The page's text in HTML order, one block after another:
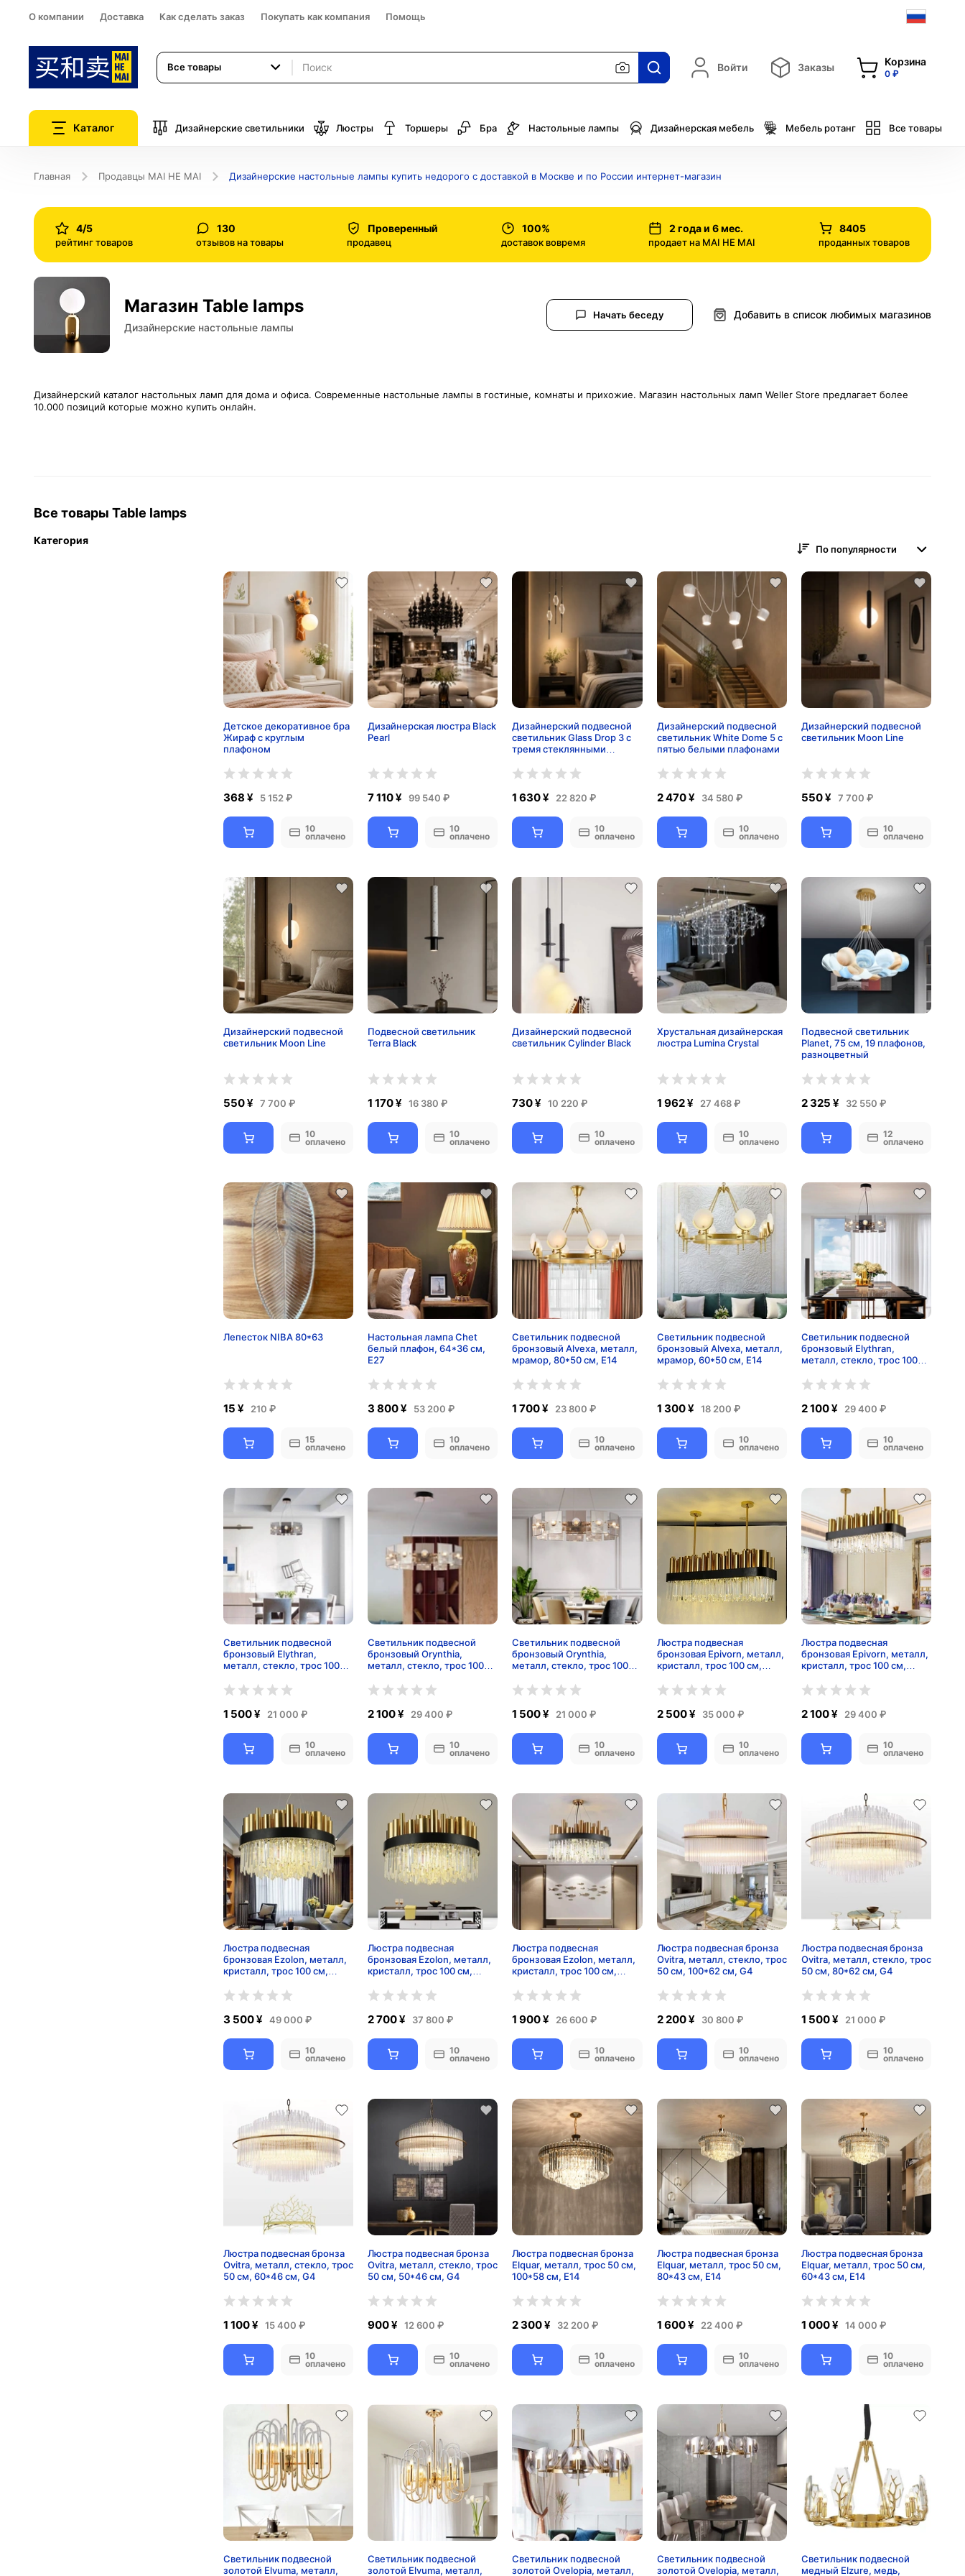
О компании Доставка Как сделать заказ Покупать как компания Помощь
Все товары Войти Заказы Корзина
0 ₽
Каталог Дизайнерские светильники Люстры Торшеры Бра Настольные лампы Дизайнерская мебель Мебель ротанг Все товары
Главная Продавцы MAI HE MAI Дизайнерские настольные лампы купить недорого с доставкой в Москве и по России интернет-магазин
4/5
рейтинг товаров
130
отзывов на товары
Проверенный
продавец
100%
доставок вовремя
2 года и 6 мес.
продает на MAI HE MAI
8405
проданных товаров
Магазин Table lamps
Дизайнерские настольные лампы
Начать беседу Добавить в список любимых магазинов
Дизайнерский каталог настольных ламп для дома и офиса. Современные настольные лампы в гостиные, комнаты и прихожие. Магазин настольных ламп Weller Store предлагает более
10.000 позиций которые можно купить онлайн.
Все товары Table lamps
Категория
По популярности
Детское декоративное бра
Жираф с круглым
плафоном
368 ¥ 5 152 ₽
10
оплачено
Дизайнерская люстра Black
Pearl
7 110 ¥ 99 540 ₽
10
оплачено
Дизайнерский подвесной
светильник Glass Drop 3 с
тремя стеклянными
1 630 ¥ 22 820 ₽
10
оплачено
Дизайнерский подвесной
светильник White Dome 5 с
пятью белыми плафонами
2 470 ¥ 34 580 ₽
10
оплачено
Дизайнерский подвесной
светильник Moon Line
550 ¥ 7 700 ₽
10
оплачено
Дизайнерский подвесной
светильник Moon Line
550 ¥ 7 700 ₽
10
оплачено
Подвесной светильник
Terra Black
1 170 ¥ 16 380 ₽
10
оплачено
Дизайнерский подвесной
светильник Cylinder Black
730 ¥ 10 220 ₽
10
оплачено
Хрустальная дизайнерская
люстра Lumina Crystal
1 962 ¥ 27 468 ₽
10
оплачено
Подвесной светильник
Planet, 75 см, 19 плафонов,
разноцветный
2 325 ¥ 32 550 ₽
12
оплачено
Лепесток NIBA 80*63
15 ¥ 210 ₽
15
оплачено
Настольная лампа Chet
белый плафон, 64*36 см,
E27
3 800 ¥ 53 200 ₽
10
оплачено
Светильник подвесной
бронзовый Alvexa, металл,
мрамор, 80*50 см, Е14
1 700 ¥ 23 800 ₽
10
оплачено
Светильник подвесной
бронзовый Alvexa, металл,
мрамор, 60*50 см, Е14
1 300 ¥ 18 200 ₽
10
оплачено
Светильник подвесной
бронзовый Elythran,
металл, стекло, трос 100
2 100 ¥ 29 400 ₽
10
оплачено
Светильник подвесной
бронзовый Elythran,
металл, стекло, трос 100
1 500 ¥ 21 000 ₽
10
оплачено
Светильник подвесной
бронзовый Orynthia,
металл, стекло, трос 100
2 100 ¥ 29 400 ₽
10
оплачено
Светильник подвесной
бронзовый Orynthia,
металл, стекло, трос 100
1 500 ¥ 21 000 ₽
10
оплачено
Люстра подвесная
бронзовая Epivorn, металл,
кристалл, трос 100 см,
2 500 ¥ 35 000 ₽
10
оплачено
Люстра подвесная
бронзовая Epivorn, металл,
кристалл, трос 100 см,
2 100 ¥ 29 400 ₽
10
оплачено
Люстра подвесная
бронзовая Ezolon, металл,
кристалл, трос 100 см,
3 500 ¥ 49 000 ₽
10
оплачено
Люстра подвесная
бронзовая Ezolon, металл,
кристалл, трос 100 см,
2 700 ¥ 37 800 ₽
10
оплачено
Люстра подвесная
бронзовая Ezolon, металл,
кристалл, трос 100 см,
1 900 ¥ 26 600 ₽
10
оплачено
Люстра подвесная бронза
Ovitra, металл, стекло, трос
50 см, 100*62 см, G4
2 200 ¥ 30 800 ₽
10
оплачено
Люстра подвесная бронза
Ovitra, металл, стекло, трос
50 см, 80*62 см, G4
1 500 ¥ 21 000 ₽
10
оплачено
Люстра подвесная бронза
Ovitra, металл, стекло, трос
50 см, 60*46 см, G4
1 100 ¥ 15 400 ₽
10
оплачено
Люстра подвесная бронза
Ovitra, металл, стекло, трос
50 см, 50*46 см, G4
900 ¥ 12 600 ₽
10
оплачено
Люстра подвесная бронза
Elquar, металл, трос 50 см,
100*58 см, Е14
2 300 ¥ 32 200 ₽
10
оплачено
Люстра подвесная бронза
Elquar, металл, трос 50 см,
80*43 см, Е14
1 600 ¥ 22 400 ₽
10
оплачено
Люстра подвесная бронза
Elquar, металл, трос 50 см,
60*43 см, Е14
1 000 ¥ 14 000 ₽
10
оплачено
Светильник подвесной
золотой Elvuma, металл,
Светильник подвесной
золотой Elvuma, металл,
Светильник подвесной
золотой Ovelopia, металл,
Светильник подвесной
золотой Ovelopia, металл,
Светильник подвесной
медный Elzure, медь,